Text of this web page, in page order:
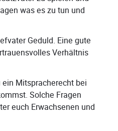
was es zu tun und
Geduld. Eine gute
Verhältnis
ein Mitspracherecht bei
Solche Fragen
euch Erwachsenen und